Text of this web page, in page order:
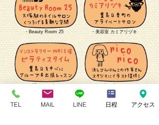
・Beauty Room 25 ・美容室 カミアリヅキ
・ピラティスタイム ・rico rico
TEL MAIL LINE 日程 アクセス